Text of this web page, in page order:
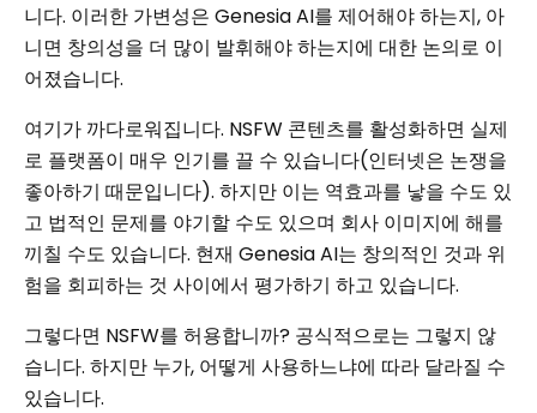
니다. 이러한 가변성은 Genesia AI를 제어해야 하는지, 아
니면 창의성을 더 많이 발휘해야 하는지에 대한 논의로 이
어졌습니다.
여기가 까다로워집니다. NSFW 콘텐츠를 활성화하면 실제
로 플랫폼이 매우 인기를 끌 수 있습니다(인터넷은 논쟁을
좋아하기 때문입니다). 하지만 이는 역효과를 낳을 수도 있
고 법적인 문제를 야기할 수도 있으며 회사 이미지에 해를
끼칠 수도 있습니다. 현재 Genesia AI는 창의적인 것과 위
험을 회피하는 것 사이에서 평가하기 하고 있습니다.
그렇다면 NSFW를 허용합니까? 공식적으로는 그렇지 않
습니다. 하지만 누가, 어떻게 사용하느냐에 따라 달라질 수
있습니다.